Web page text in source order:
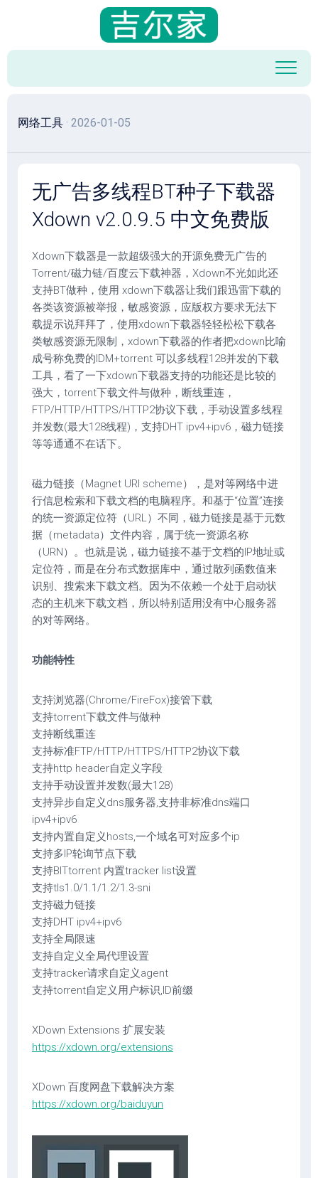
容
网络工具 · 2026-01-05
无广告多线程BT种子下载器
Xdown v2.0.9.5 中文免费版
Xdown下载器是一款超级强大的开源免费无广告的
Torrent/磁力链/百度云下载神器，Xdown不光如此还
支持BT做种，使用 xdown下载器让我们跟迅雷下载的
各类该资源被举报，敏感资源，应版权方要求无法下
载提示说拜拜了，使用xdown下载器轻轻松松下载各
类敏感资源无限制，xdown下载器的作者把xdown比喻
成号称免费的IDM+torrent 可以多线程128并发的下载
工具，看了一下xdown下载器支持的功能还是比较的
强大，torrent下载文件与做种，断线重连，
FTP/HTTP/HTTPS/HTTP2协议下载，手动设置多线程
并发数(最大128线程)，支持DHT ipv4+ipv6，磁力链接
等等通通不在话下。
磁力链接（Magnet URI scheme），是对等网络中进
行信息检索和下载文档的电脑程序。和基于“位置”连接
的统一资源定位符（URL）不同，磁力链接是基于元数
据（metadata）文件内容，属于统一资源名称
（URN）。也就是说，磁力链接不基于文档的IP地址或
定位符，而是在分布式数据库中，通过散列函数值来
识别、搜索来下载文档。因为不依赖一个处于启动状
态的主机来下载文档，所以特别适用没有中心服务器
的对等网络。
功能特性
支持浏览器(Chrome/FireFox)接管下载
支持torrent下载文件与做种
支持断线重连
支持标准FTP/HTTP/HTTPS/HTTP2协议下载
支持http header自定义字段
支持手动设置并发数(最大128)
支持异步自定义dns服务器,支持非标准dns端口
ipv4+ipv6
支持内置自定义hosts,一个域名可对应多个ip
支持多IP轮询节点下载
支持BITtorrent 内置tracker list设置
支持tls1.0/1.1/1.2/1.3-sni
支持磁力链接
支持DHT ipv4+ipv6
支持全局限速
支持自定义全局代理设置
支持tracker请求自定义agent
支持torrent自定义用户标识,ID前缀
XDown Extensions 扩展安装
https://xdown.org/extensions
XDown 百度网盘下载解决方案
https://xdown.org/baiduyun